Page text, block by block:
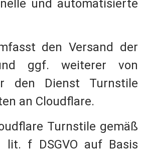
und automatisierte
den Versand der
ggf. weiterer von
den Dienst Turnstile
an Cloudflare.
Turnstile gemäß
f DSGVO auf Basis